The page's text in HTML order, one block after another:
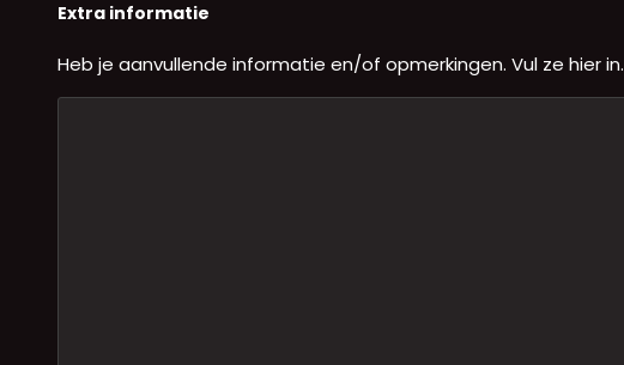
Extra informatie
Heb je aanvullende informatie en/of opmerkingen. Vul ze hier in.